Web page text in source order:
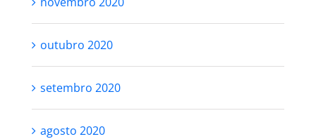
outubro 2020
setembro 2020
agosto 2020